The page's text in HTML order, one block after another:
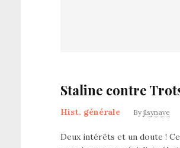
Staline contre
Hist. générale By jlsynave
Deux intérêts et un doute !